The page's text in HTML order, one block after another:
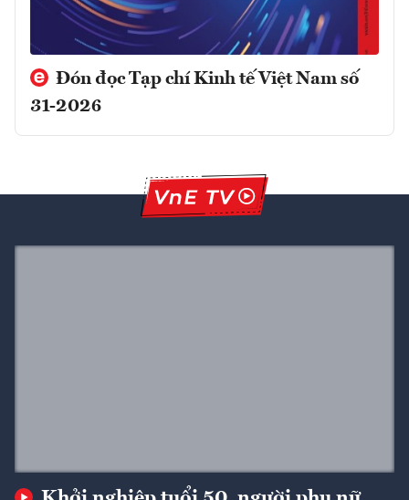
Đón đọc Tạp chí Kinh tế Việt Nam số
31-2026